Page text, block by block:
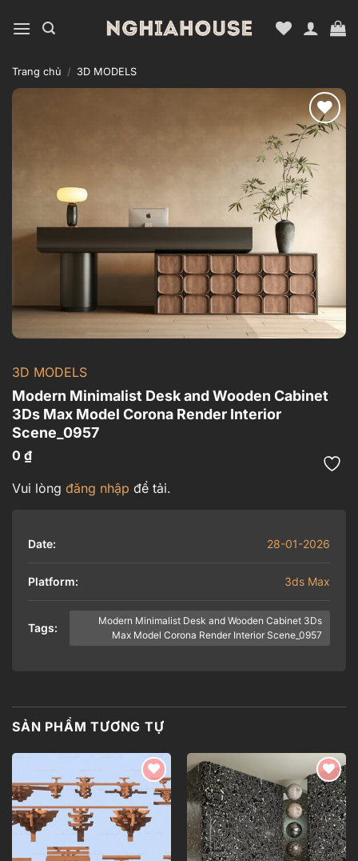
qua
dung
Trang chủ / 3D MODELS
Add to
wishlist
3D MODELS
Modern Minimalist Desk and Wooden Cabinet
3Ds Max Model Corona Render Interior
Scene_0957
0 ₫
Vui lòng đăng nhập để tải.
Date: 28-01-2026
Platform: 3ds Max
Tags:
Modern Minimalist Desk and Wooden Cabinet 3Ds
Max Model Corona Render Interior Scene_0957
SẢN PHẨM TƯƠNG TỰ
Add to
wishlist
Add to
wishlist